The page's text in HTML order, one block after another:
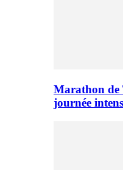
Marathon de
journée